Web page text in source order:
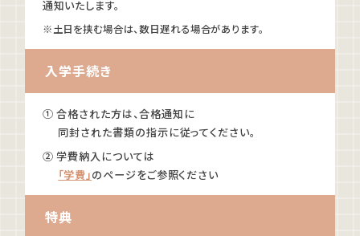
通知いたします。
※土日を挟む場合は、数日遅れる場合があります。
入学手続き
① 合格された方は、合格通知に
同封された書類の指示に従ってください。
② 学費納入については
「学費」のページをご参照ください
特典